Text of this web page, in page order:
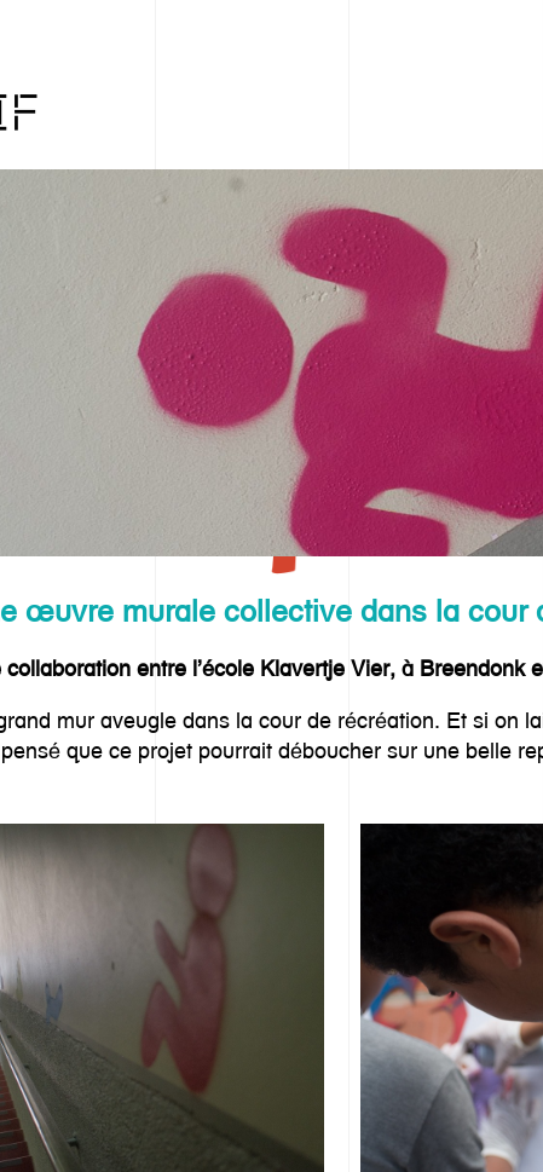
œuvre murale collective dans la
collaboration entre l’école Klavertje Vier, à Breendonk
mur aveugle dans la cour de récréation. Et si on
que ce projet pourrait déboucher sur une belle